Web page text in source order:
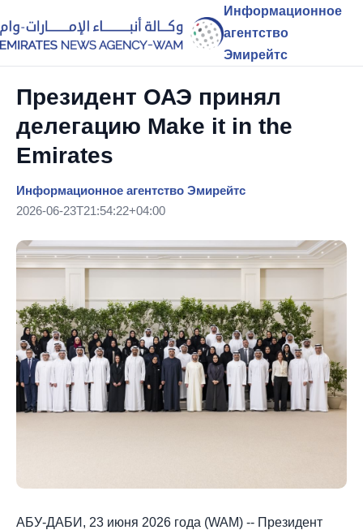
Информационное
агентство
Эмирейтс
Президент ОАЭ принял
делегацию Make it in the
Emirates
Информационное агентство Эмирейтс
2026-06-23T21:54:22+04:00
АБУ-ДАБИ, 23 июня 2026 года (WAM) -- Президент